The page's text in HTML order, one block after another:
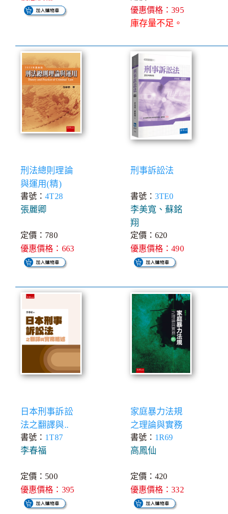
優惠價格：395
庫存量不足。
刑法總則理論
與運用(精)
書號：4T28
張麗卿
定價：780
優惠價格：663
刑事訴訟法
書號：3TE0
李美寬、蘇銘
翔
定價：620
優惠價格：490
日本刑事訴訟
法之翻譯與..
書號： 1T87
李春福
定價：500
優惠價格：395
家庭暴力法規
之理論與實務
書號： 1R69
高鳳仙
定價：420
優惠價格：332